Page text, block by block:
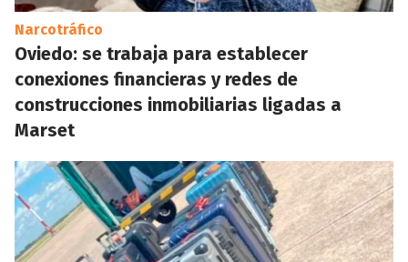
Narcotráfico
Oviedo: se trabaja para establecer
conexiones financieras y redes de
construcciones inmobiliarias ligadas a
Marset